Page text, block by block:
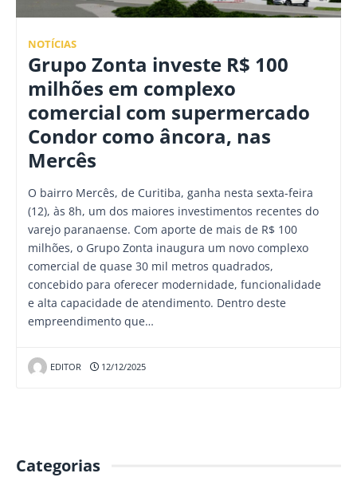
NOTÍCIAS
Grupo Zonta investe R$ 100
milhões em complexo
comercial com supermercado
Condor como âncora, nas
Mercês
O bairro Mercês, de Curitiba, ganha nesta sexta-feira
(12), às 8h, um dos maiores investimentos recentes do
varejo paranaense. Com aporte de mais de R$ 100
milhões, o Grupo Zonta inaugura um novo complexo
comercial de quase 30 mil metros quadrados,
concebido para oferecer modernidade, funcionalidade
e alta capacidade de atendimento. Dentro deste
empreendimento que…
EDITOR 12/12/2025
Categorias